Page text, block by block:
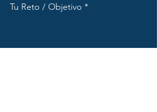
Tu Reto / Objetivo